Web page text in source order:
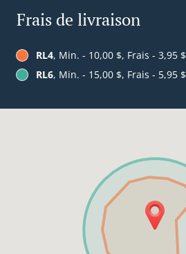
Frais de livraison
RL4, Min. - 10,00 $, Frais - 3,95 $
RL6, Min. - 15,00 $, Frais - 5,95 $